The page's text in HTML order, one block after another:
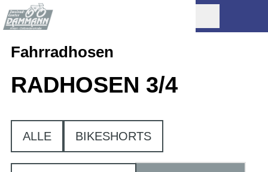
Fahrradhosen
RADHOSEN 3/4
ALLE BIKESHORTS